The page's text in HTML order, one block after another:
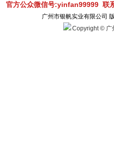
官方公众微信号:yinfan99999 联
广州市银帆实业有限公司
Copyright © 广